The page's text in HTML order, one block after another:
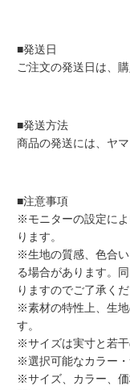
■発送日
ご注文の発送日は、
■発送方法
商品の発送には、ヤ
■注意事項
※モニターの設定に
ります。
※生地の質感、色合
る場合があります。
りますのでご了承くだ
※素材の特性上、生
す。
※サイズは実寸と若干
※選択可能なカラー・
※サイズ、カラー、